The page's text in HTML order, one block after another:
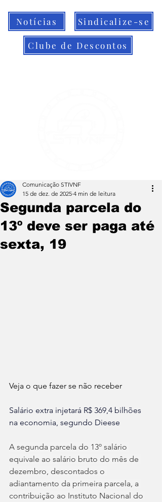
Notícias Sindicalize-se
Clube de Descontos
Segunda parcela do
13º deve ser paga até
sexta, 19
Comunicação STIVNF
15 de dez. de 2025 4 min de leitura
Veja o que fazer se não receber
Salário extra injetará R$ 369,4 bilhões
na economia, segundo Dieese
A segunda parcela do 13º salário
equivale ao salário bruto do mês de
dezembro, descontados o
adiantamento da primeira parcela, a
contribuição ao Instituto Nacional do